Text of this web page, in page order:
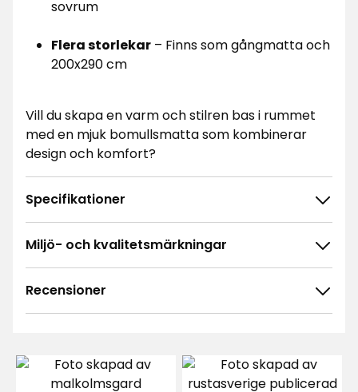
sovrum
Flera storlekar – Finns som gångmatta och
200x290 cm
Vill du skapa en varm och stilren bas i rummet
med en mjuk bomullsmatta som kombinerar
design och komfort?
Specifikationer
Miljö- och kvalitetsmärkningar
Recensioner
4.0
3 betyg
2